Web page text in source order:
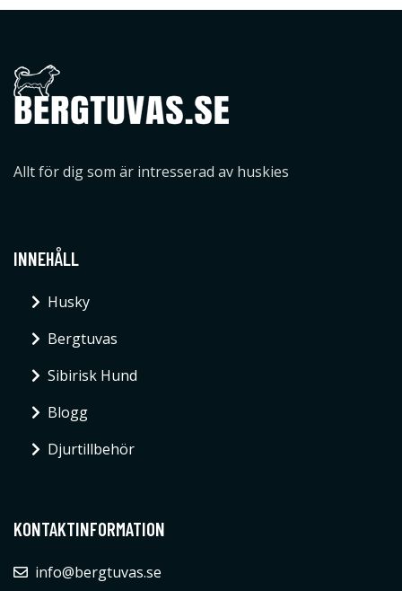
Allt för dig som är intresserad av huskies
INNEHÅLL
Husky
Bergtuvas
Sibirisk Hund
Blogg
Djurtillbehör
KONTAKTINFORMATION
info@bergtuvas.se